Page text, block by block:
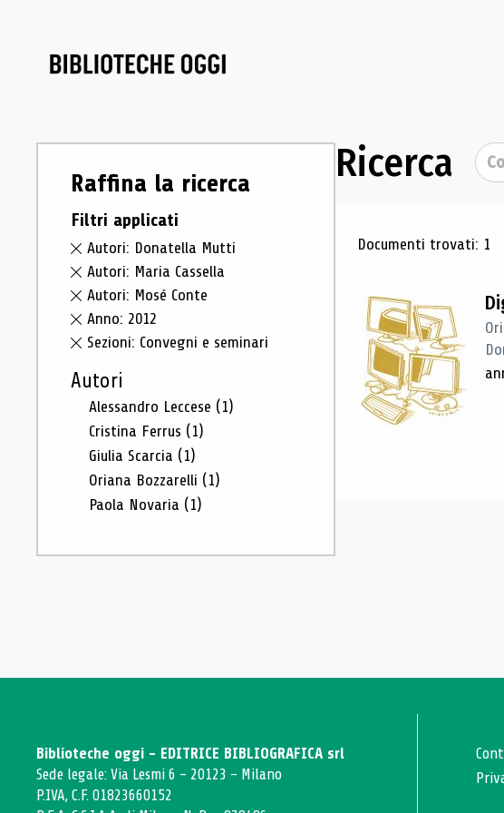
Raffina la ricerca
Filtri applicati
Autori: Donatella Mutti
Autori: Maria Cassella
Autori: Mosé Conte
Anno: 2012
Sezioni: Convegni e seminari
Autori
Alessandro Leccese (1)
Cristina Ferrus (1)
Giulia Scarcia (1)
Oriana Bozzarelli (1)
Paola Novaria (1)
Ricerca Cerca
Risultati
Documenti trovati: 1
Biblioteche oggi - EDITRICE BIBLIOGRAFICA srl
Sede legale: Via Lesmi 6 - 20123 - Milano
P.IVA, C.F. 01823660152